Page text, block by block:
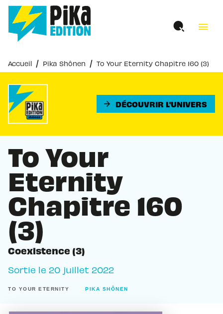
MENU RECHERCHE
PIED DE PAGE
menu
Accueil / Pika Shônen / To Your Eternity Chapitre 160 (3)
arrow_forward DÉCOUVRIR L'UNIVERS
To Your
Eternity
Chapitre 160
(3)
Coexistence (3)
Sortie le 20 juillet 2022
TO YOUR ETERNITY PIKA SHÔNEN